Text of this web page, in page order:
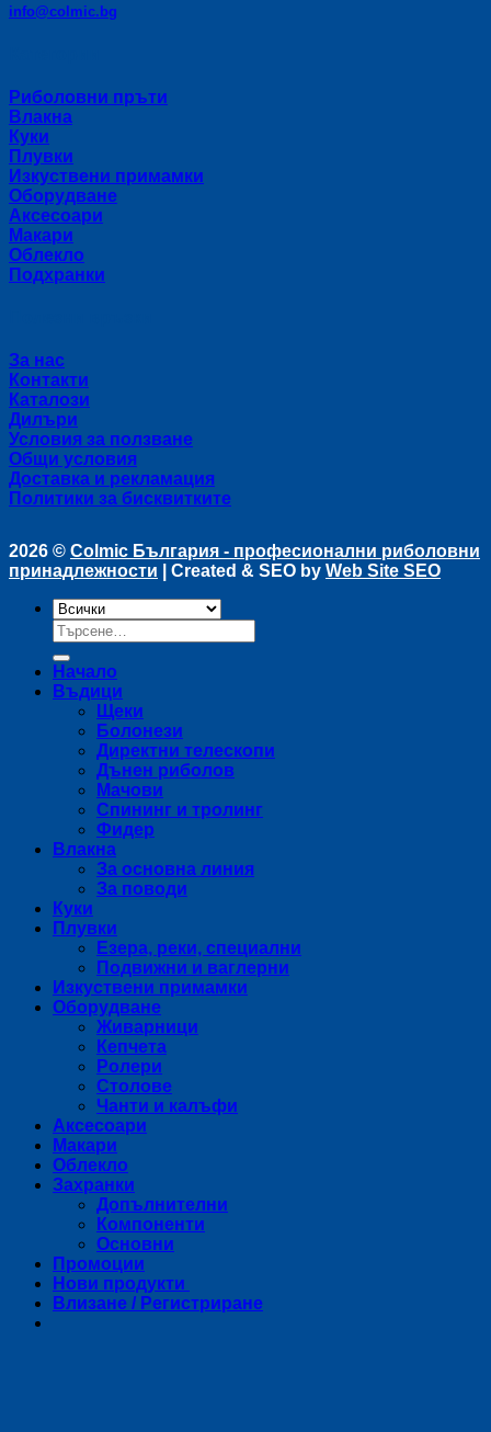
info@colmic.bg
Риболовни пръти
Влакна
Куки
Плувки
Изкуствени примамки
Оборудване
Аксесоари
Макари
Облекло
Подхранки
За нас
Контакти
Каталози
Дилъри
Условия за ползване
Общи условия
Доставка и рекламация
Политики за бисквитките
2026 © Colmic България - професионални риболовни
принадлежности | Created & SEO by Web Site SEO
Търсене
за:
Начало
Въдици
Щеки
Болонези
Директни телескопи
Дънен риболов
Мачови
Спининг и тролинг
Фидер
Влакна
За основна линия
За поводи
Куки
Плувки
Езера, реки, специални
Подвижни и ваглерни
Изкуствени примамки
Оборудване
Живарници
Кепчета
Ролери
Столове
Чанти и калъфи
Аксесоари
Макари
Облекло
Захранки
Допълнителни
Компоненти
Основни
Промоции
Нови продукти
Влизане / Регистриране